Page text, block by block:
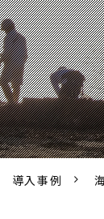
導入事例